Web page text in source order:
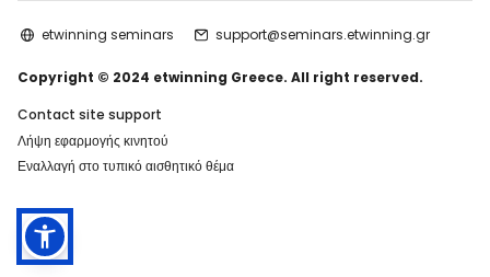
etwinning seminars support@seminars.etwinning.gr
Copyright © 2024 etwinning Greece. All right reserved.
Contact site support
Λήψη εφαρμογής κινητού
Εναλλαγή στο τυπικό αισθητικό θέμα